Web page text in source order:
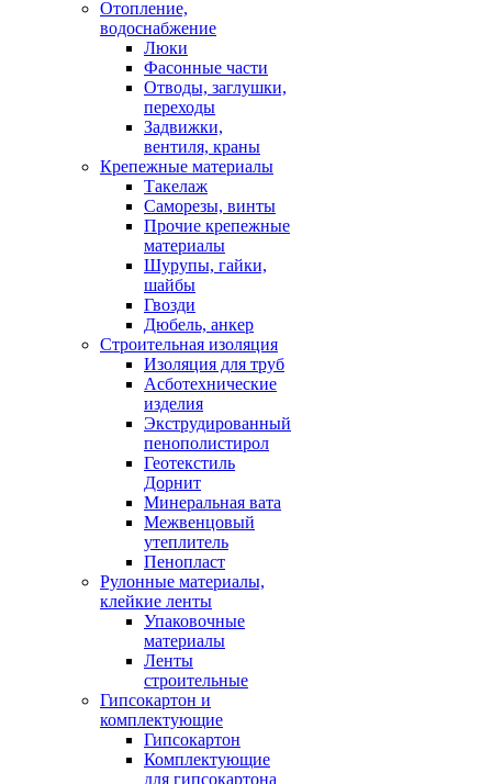
Отопление,
водоснабжение
Люки
Фасонные части
Отводы, заглушки,
переходы
Задвижки,
вентиля, краны
Крепежные материалы
Такелаж
Саморезы, винты
Прочие крепежные
материалы
Шурупы, гайки,
шайбы
Гвозди
Дюбель, анкер
Строительная изоляция
Изоляция для труб
Асботехнические
изделия
Экструдированный
пенополистирол
Геотекстиль
Дорнит
Минеральная вата
Межвенцовый
утеплитель
Пенопласт
Рулонные материалы,
клейкие ленты
Упаковочные
материалы
Ленты
строительные
Гипсокартон и
комплектующие
Гипсокартон
Комплектующие
для гипсокартона